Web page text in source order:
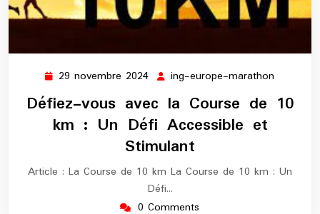
29 novembre 2024 29
novembre
2024
ing-europe-marathon
europe-
marathon
Défiez-vous avec la Course de 10
km : Un Défi Accessible et
Stimulant
Article : La Course de 10 km La Course de 10 km : Un
Défi…
0 Comments